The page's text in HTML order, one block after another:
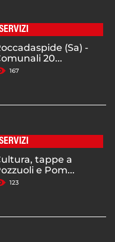
(Sa) -
20...
167
tappe a
e Pom...
123